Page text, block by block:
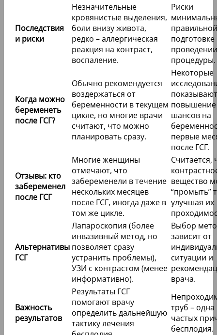
Последствия
и риски
Незначительные
кровянистые выделения,
боли внизу живота,
редко – аллергическая
реакция на контраст,
воспаление.
Риски
правильной
подготовке
проведении
процедуры.
Когда можно
беременеть
после ГСГ?
Обычно рекомендуется
воздержаться от
беременности в текущем
цикле, но многие врачи
считают, что можно
планировать сразу.
Некоторые
показывают
повышение
шансов на
первые
после ГСГ.
Отзывы: кто
забеременел
после ГСГ
Многие женщины
отмечают, что
забеременели в течение
нескольких месяцев
после ГСГ, иногда даже в
том же цикле.
Считается,
вещество
“промыть”
улучшая их
Альтернативы
ГСГ
Лапароскопия (более
инвазивный метод, но
позволяет сразу
устранить проблемы),
УЗИ с контрастом (менее
информативно).
Выбор
зависит от
ситуации и
врача.
Важность
результатов
Результаты ГСГ
помогают врачу
определить дальнейшую
тактику лечения
труб – одна
частых
бесплодия.